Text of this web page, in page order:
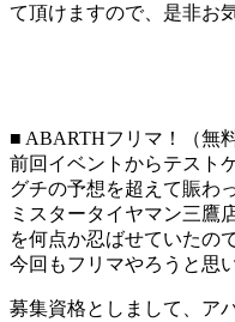
て頂けますので、是非お
■ ABARTHフリマ！（無
前回イベントからテスト
グチの予想を超えて賑わ
ミスタータイヤマン三鷹
を何点か忍ばせていたの
今回もフリマやろうと思
募集資格としまして、ア